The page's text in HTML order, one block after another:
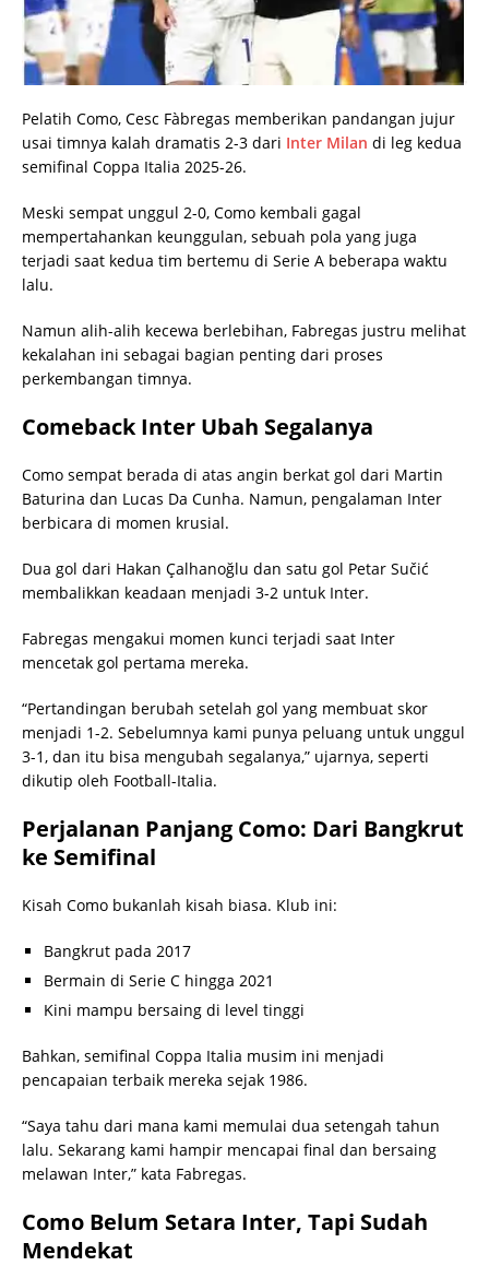
Pelatih Como, Cesc Fàbregas memberikan pandangan jujur
usai timnya kalah dramatis 2-3 dari Inter Milan di leg kedua
semifinal Coppa Italia 2025-26.
Meski sempat unggul 2-0, Como kembali gagal
mempertahankan keunggulan, sebuah pola yang juga
terjadi saat kedua tim bertemu di Serie A beberapa waktu
lalu.
Namun alih-alih kecewa berlebihan, Fabregas justru melihat
kekalahan ini sebagai bagian penting dari proses
perkembangan timnya.
Comeback Inter Ubah Segalanya
Como sempat berada di atas angin berkat gol dari Martin
Baturina dan Lucas Da Cunha. Namun, pengalaman Inter
berbicara di momen krusial.
Dua gol dari Hakan Çalhanoğlu dan satu gol Petar Sučić
membalikkan keadaan menjadi 3-2 untuk Inter.
Fabregas mengakui momen kunci terjadi saat Inter
mencetak gol pertama mereka.
“Pertandingan berubah setelah gol yang membuat skor
menjadi 1-2. Sebelumnya kami punya peluang untuk unggul
3-1, dan itu bisa mengubah segalanya,” ujarnya, seperti
dikutip oleh Football-Italia.
Perjalanan Panjang Como: Dari Bangkrut
ke Semifinal
Kisah Como bukanlah kisah biasa. Klub ini:
Bangkrut pada 2017
Bermain di Serie C hingga 2021
Kini mampu bersaing di level tinggi
Bahkan, semifinal Coppa Italia musim ini menjadi
pencapaian terbaik mereka sejak 1986.
“Saya tahu dari mana kami memulai dua setengah tahun
lalu. Sekarang kami hampir mencapai final dan bersaing
melawan Inter,” kata Fabregas.
Como Belum Setara Inter, Tapi Sudah
Mendekat